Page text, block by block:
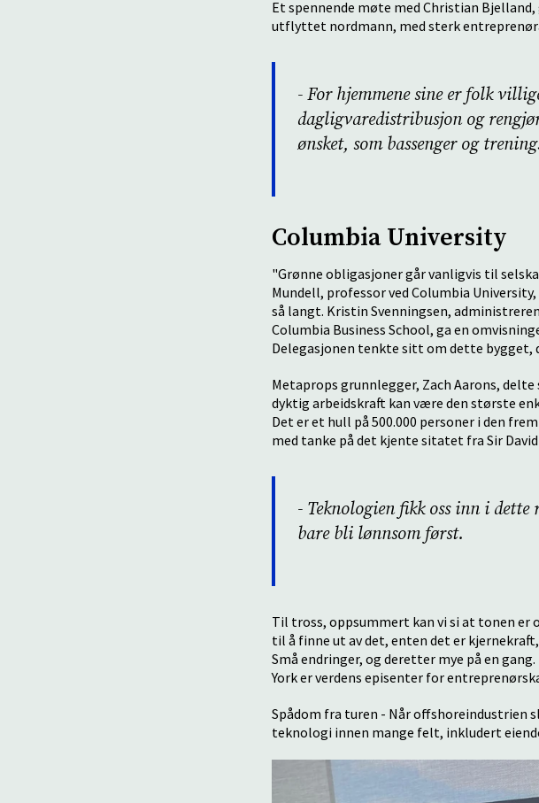
Et spennende møte med Christian
utflyttet nordmann, med sterk
- For hjemmene sine er folk
dagligvaredistribusjon og
ønsket, som bassenger og
Columbia University
"Grønne obligasjoner går vanligvis til
Mundell, professor ved Columbia
så langt. Kristin Svenningsen,
Columbia Business School, ga en
Delegasjonen tenkte sitt om dette
Metaprops grunnlegger, Zach Aarons,
dyktig arbeidskraft kan være den største
Det er et hull på 500.000 personer i den
med tanke på det kjente sitatet fra Sir
- Teknologien fikk oss inn i
bare bli lønnsom først.
Til tross, oppsummert kan vi si at tonen er
til å finne ut av det, enten det er
Små endringer, og deretter mye på en
York er verdens episenter for
Spådom fra turen - Når
teknologi innen mange felt, inkludert